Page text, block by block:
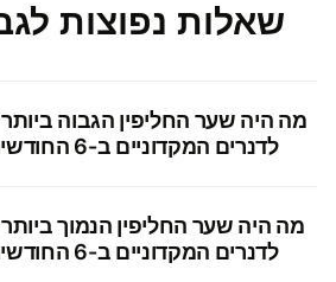
שאלות נפוצות
מה היה שער החליפין הגבוה
לדנרים המקדוניים ב-6 החודשים האחרונים?
מה היה שער החליפין הנמוך
לדנרים המקדוניים ב-6 החודשים האחרונים?